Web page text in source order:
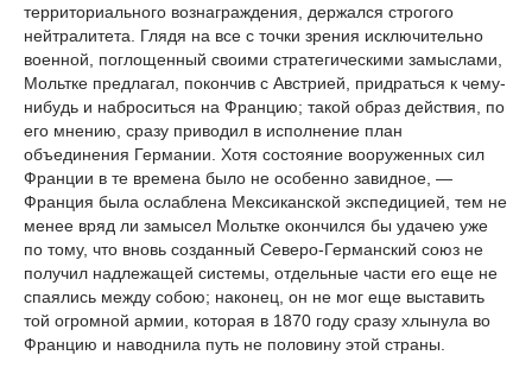
территориального вознаграждения, держался строгого
нейтралитета. Глядя на все с точки зрения исключительно
военной, поглощенный своими стратегическими замыслами,
Мольтке предлагал, покончив с Австрией, придраться к чему-
нибудь и наброситься на Францию; такой образ действия, по
его мнению, сразу приводил в исполнение план
объединения Германии. Хотя состояние вооруженных сил
Франции в те времена было не особенно завидное, —
Франция была ослаблена Мексиканской экспедицией, тем не
менее вряд ли замысел Мольтке окончился бы удачею уже
по тому, что вновь созданный Северо-Германский союз не
получил надлежащей системы, отдельные части его еще не
спаялись между собою; наконец, он не мог еще выставить
той огромной армии, которая в 1870 году сразу хлынула во
Францию и наводнила путь не половину этой страны.